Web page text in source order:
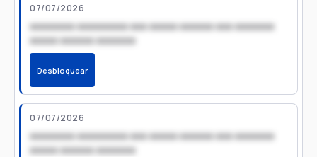
07/07/2026
xxxxxxxx xxxxxxxxx xxx xxxxx xxxxxx xxx xxxxxxx
xxxxx xxxxxx xxxxxxx
Desbloquear
07/07/2026
xxxxxxxx xxxxxxxxx xxx xxxxx xxxxxx xxx xxxxxxx
xxxxx xxxxxx xxxxxxx